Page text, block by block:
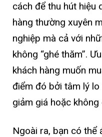
cách để thu hút hiệu
hàng thường xuyên
nghiệp mà cả với
không “ghé thăm”.
khách hàng muốn
điểm đó bởi tâm lý
giảm giá hoặc không
Ngoài ra, bạn có thể